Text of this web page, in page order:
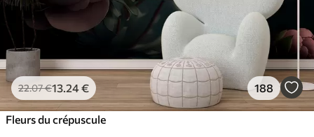
22.07€13 .24€ 188
Fleurs du crépuscule